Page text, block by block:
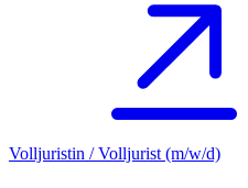
Volljuristin / Volljurist (m/w/d)